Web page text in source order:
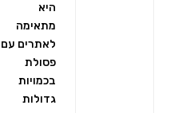
היא
מתאימה
לאתרים עם
פסולת
בכמויות
גדולות